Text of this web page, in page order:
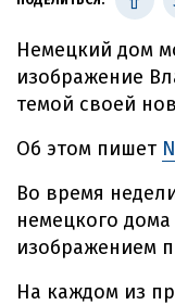
Немецкий дом
изображение
темой своей
Об этом пишет
Во время
немецкого
изображением
На каждом из